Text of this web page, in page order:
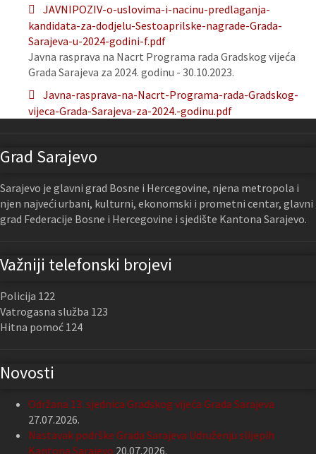
JAVNIPOZIV-o-uslovima-i-nacinu-predlaganja-
kandidata-za-dodjelu-Sestoaprilske-nagrade-Grada-
Sarajeva-u-2024-godini-f.pdf
Javna rasprava na Nacrt Programa rada Gradskog vijeća
Grada Sarajeva za 2024. godinu - 30.10.2023.
Javna-rasprava-na-Nacrt-Programa-rada-Gradskog-
vijeca-Grada-Sarajeva-za-2024.-godinu.pdf
Grad Sarajevo
Sarajevo je glavni grad Bosne i Hercegovine, njena metropola i
njen najveći urbani, kulturni, ekonomski i prometni centar, glavni
grad Federacije Bosne i Hercegovine i sjedište Kantona Sarajevo.
Važniji telefonski brojevi
Policija 122
Vatrogasna služba 123
Hitna pomoć 124
Novosti
Održana 13. sjednica Gradskog vijeća Grada Sarajeva
27.07.2026.
Nastavak podrške Grada Sarajeva Udruženju slijepih
Kantona Sarajevo 20.07.2026.